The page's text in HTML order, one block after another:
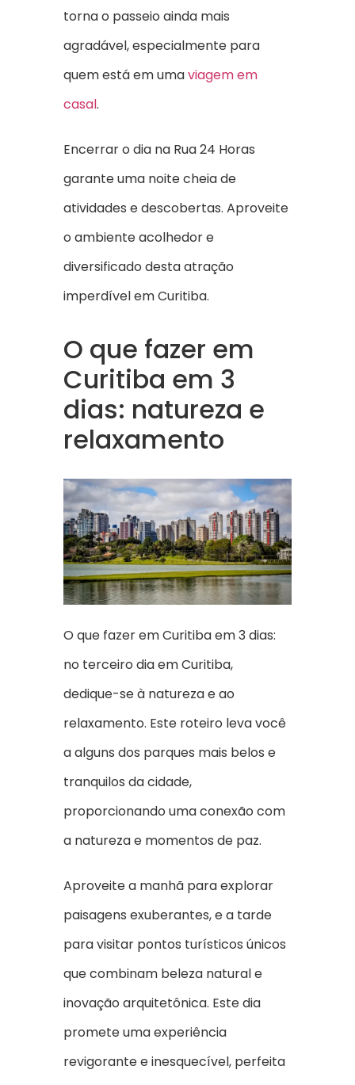
torna o passeio ainda mais
agradável, especialmente para
quem está em umaviagem em
casal.
Encerrar o dia na Rua 24 Horas
garante uma noite cheia de
atividades e descobertas. Aproveite
o ambiente acolhedor e
diversificado desta atração
imperdível em Curitiba.
O que fazer em
Curitiba em 3
dias: natureza e
relaxamento
O que fazer em Curitiba em 3 dias:
no terceiro dia em Curitiba,
dedique-se à natureza e ao
relaxamento. Este roteiro leva você
a alguns dos parques mais belos e
tranquilos da cidade,
proporcionando uma conexão com
a natureza e momentos de paz.
Aproveite a manhã para explorar
paisagens exuberantes, e a tarde
para visitar pontos turísticos únicos
que combinam beleza natural e
inovação arquitetônica. Este dia
promete uma experiência
revigorante e inesquecível, perfeita